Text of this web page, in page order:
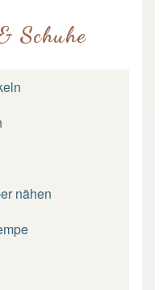
Schuhe
nähen